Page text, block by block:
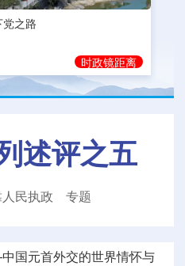
党之路
时政镜距离
述评之五
民执政 专题
国元首外交的世界情怀与